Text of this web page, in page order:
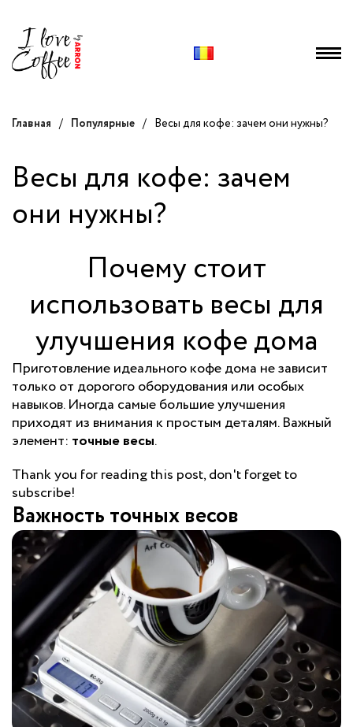
Главная / Популярные / Весы для кофе: зачем они нужны?
Весы для кофе: зачем
они нужны?
Почему стоит
использовать весы для
улучшения кофе дома
Приготовление идеального кофе дома не зависит
только от дорогого оборудования или особых
навыков. Иногда самые большие улучшения
приходят из внимания к простым деталям. Важный
элемент: точные весы.
Thank you for reading this post, don't forget to
subscribe!
Важность точных весов